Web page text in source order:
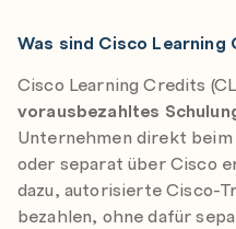
Was sind Cisco Learning
Cisco Learning Credits
vorausbezahltes
Unternehmen direkt
oder separat über Cisco
dazu, autorisierte Cisco-
bezahlen, ohne dafür